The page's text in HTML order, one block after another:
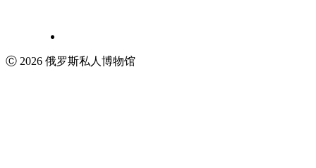
Ⓒ 2026 俄罗斯私人博物馆